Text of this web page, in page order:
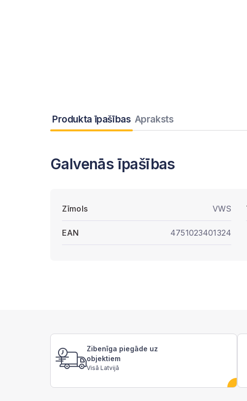
Produkta īpašības Apraksts
Galvenās īpašības
Zīmols VWS
EAN 4751023401324
Zibenīga piegāde uz
objektiem
Visā Latvijā